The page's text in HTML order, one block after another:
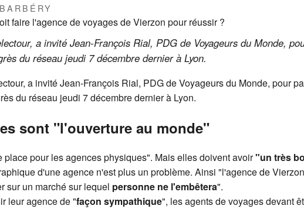
a invité Jean-François Rial, PDG de Voyageurs du Monde,
du réseau jeudi 7 décembre dernier à Lyon.
a invité Jean-François Rial, PDG de Voyageurs du Monde, pour
du réseau jeudi 7 décembre dernier à Lyon.
sont "l'ouverture au monde"
place pour les agences physiques". Mais elles doivent avoir"un très
d'une agence n'est plus un problème. Ainsi "l'agence de
sur un marché sur lequel personne ne l'embêtera".
leur agence de "façon sympathique", les agents de voyages devant